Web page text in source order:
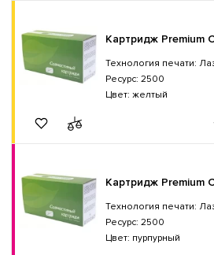
Картридж Premium
Технология печати:
Ресурс: 2500
Цвет: желтый
Картридж Premium
Технология печати:
Ресурс: 2500
Цвет: пурпурный